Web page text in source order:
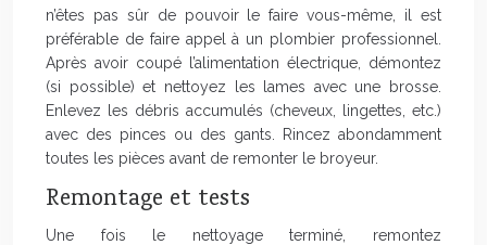
n’êtes pas sûr de pouvoir le faire vous-même, il est
préférable de faire appel à un plombier professionnel.
Après avoir coupé l’alimentation électrique, démontez
(si possible) et nettoyez les lames avec une brosse.
Enlevez les débris accumulés (cheveux, lingettes, etc.)
avec des pinces ou des gants. Rincez abondamment
toutes les pièces avant de remonter le broyeur.
Remontage et tests
Une fois le nettoyage terminé, remontez